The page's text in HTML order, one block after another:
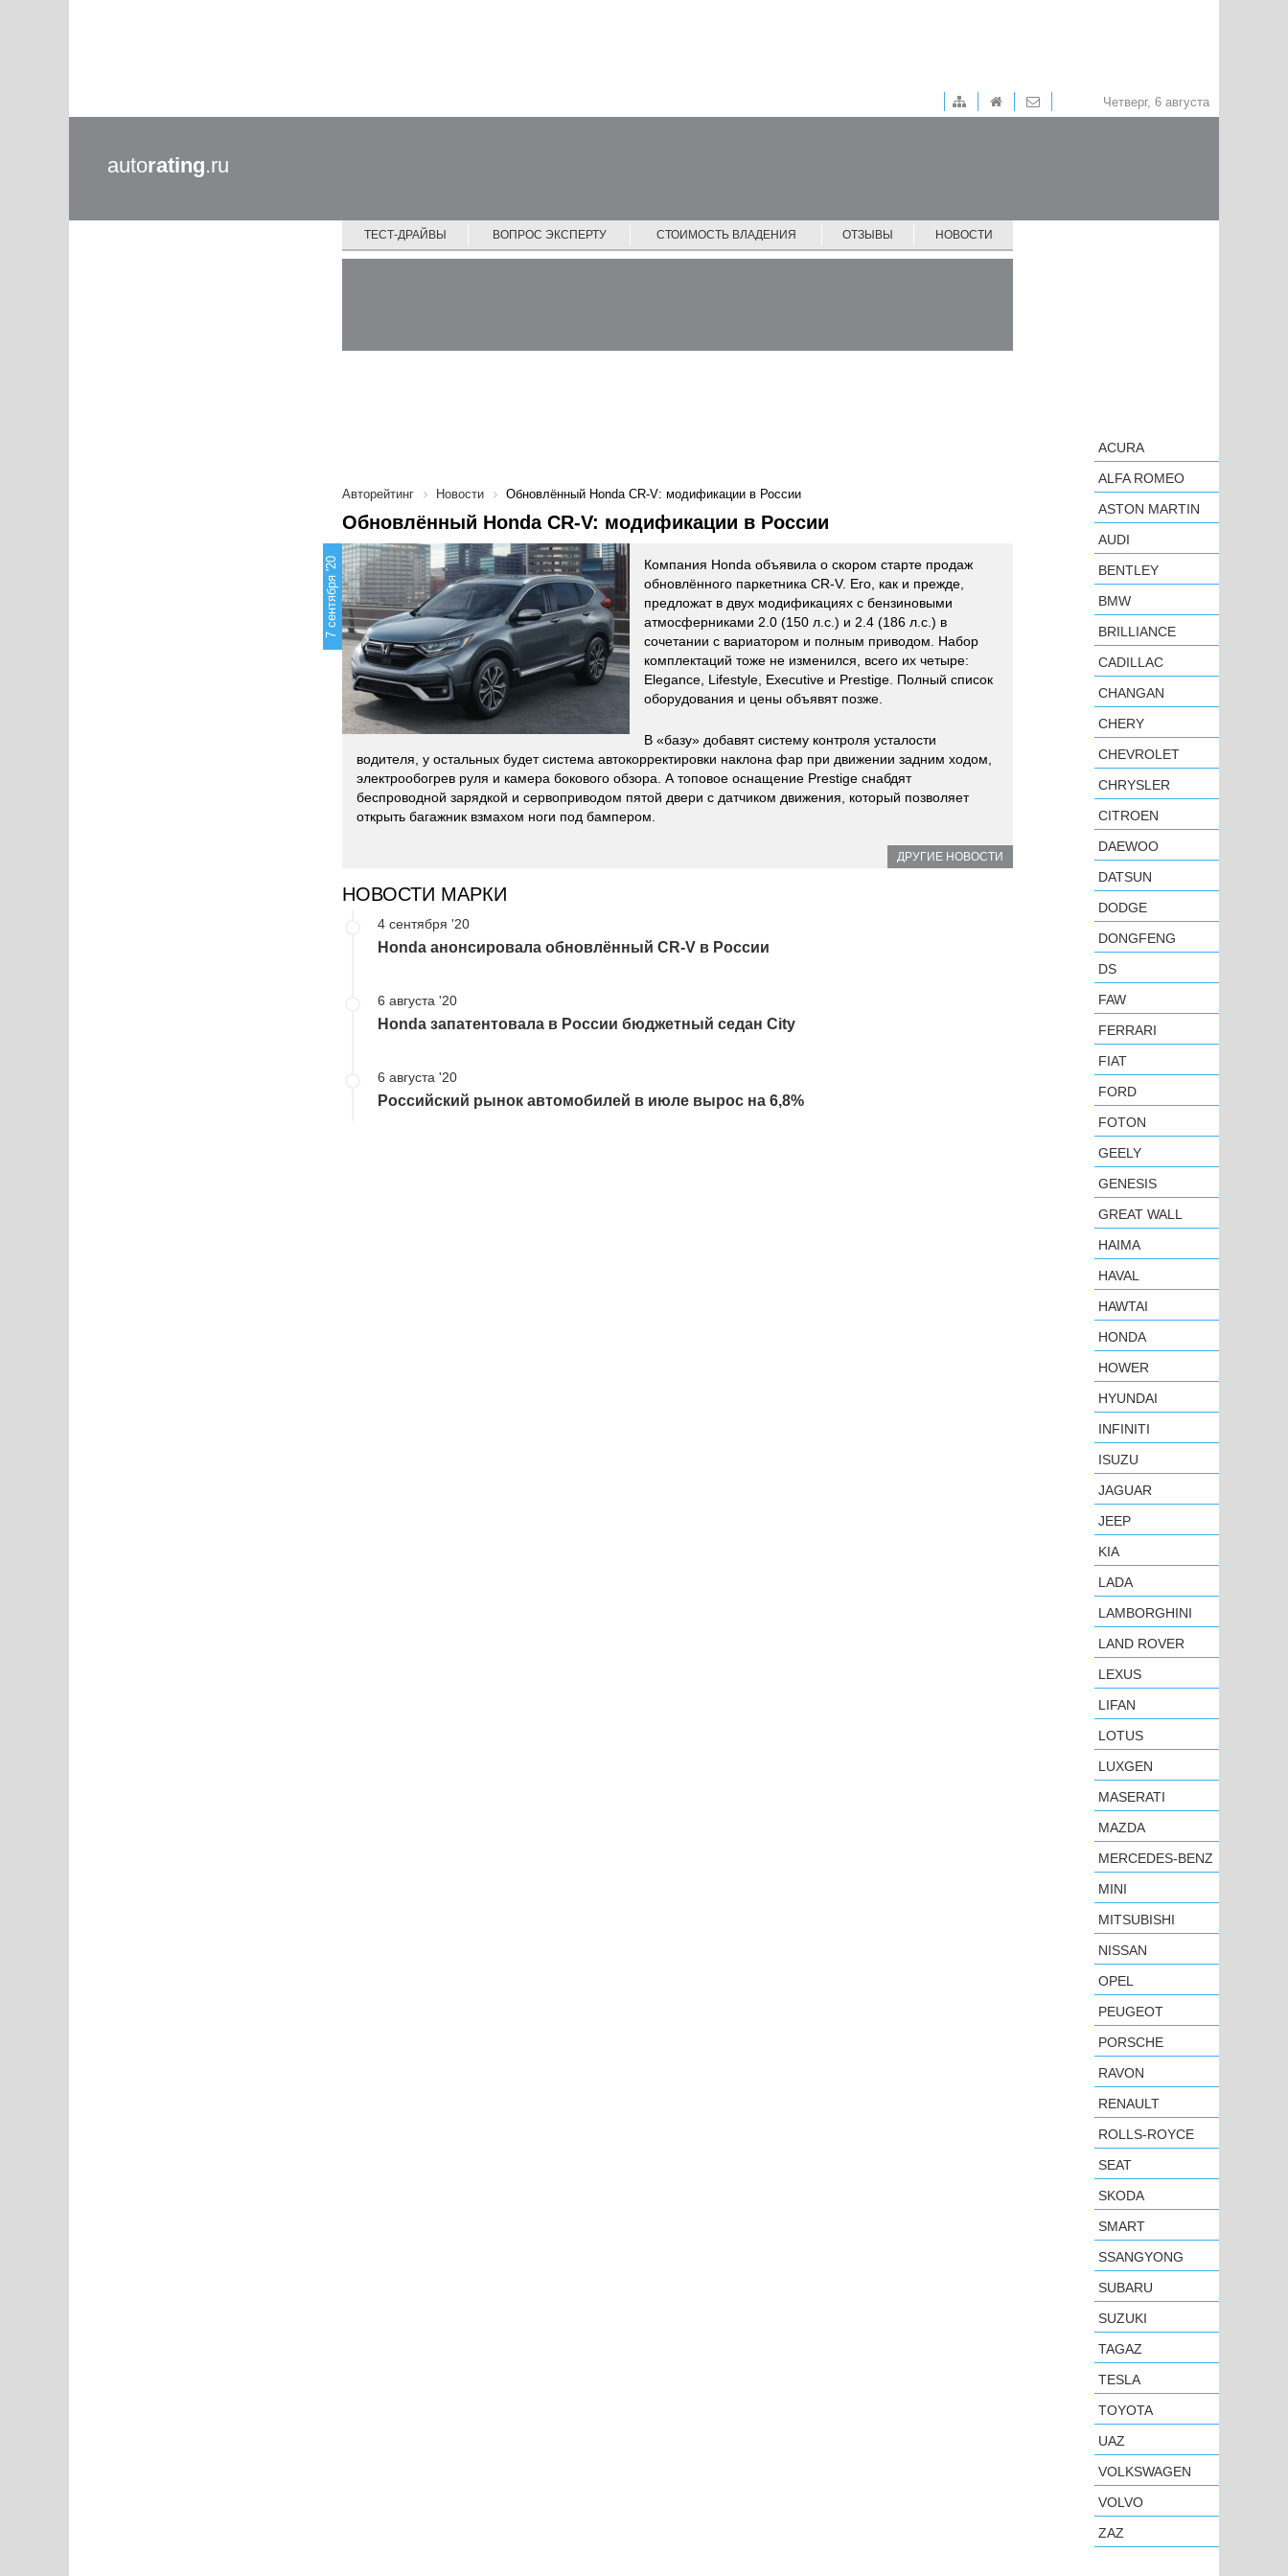
Четверг, 6 августа
autorating.ru
ТЕСТ-ДРАЙВЫ ВОПРОС ЭКСПЕРТУ СТОИМОСТЬ ВЛАДЕНИЯ ОТЗЫВЫ НОВОСТИ
Авторейтинг Новости Обновлённый Honda CR-V: модификации в России
Обновлённый Honda CR-V: модификации в России
7 сентября '20
Компания Honda объявила о скором старте продаж
обновлённого паркетника CR-V. Его, как и прежде,
предложат в двух модификациях с бензиновыми
атмосферниками 2.0 (150 л.с.) и 2.4 (186 л.с.) в
сочетании с вариатором и полным приводом. Набор
комплектаций тоже не изменился, всего их четыре:
Elegance, Lifestyle, Executive и Prestige. Полный список
оборудования и цены объявят позже.
В «базу» добавят систему контроля усталости
водителя, у остальных будет система автокорректировки наклона фар при движении задним ходом,
электрообогрев руля и камера бокового обзора. А топовое оснащение Prestige снабдят
беспроводной зарядкой и сервоприводом пятой двери с датчиком движения, который позволяет
открыть багажник взмахом ноги под бампером.
ДРУГИЕ НОВОСТИ
НОВОСТИ МАРКИ
4 сентября '20
Honda анонсировала обновлённый CR-V в России
6 августа '20
Honda запатентовала в России бюджетный седан City
6 августа '20
Российский рынок автомобилей в июле вырос на 6,8%
ACURA
ALFA ROMEO
ASTON MARTIN
AUDI
BENTLEY
BMW
BRILLIANCE
CADILLAC
CHANGAN
CHERY
CHEVROLET
CHRYSLER
CITROEN
DAEWOO
DATSUN
DODGE
DONGFENG
DS
FAW
FERRARI
FIAT
FORD
FOTON
GEELY
GENESIS
GREAT WALL
HAIMA
HAVAL
HAWTAI
HONDA
HOWER
HYUNDAI
INFINITI
ISUZU
JAGUAR
JEEP
KIA
LADA
LAMBORGHINI
LAND ROVER
LEXUS
LIFAN
LOTUS
LUXGEN
MASERATI
MAZDA
MERCEDES-BENZ
MINI
MITSUBISHI
NISSAN
OPEL
PEUGEOT
PORSCHE
RAVON
RENAULT
ROLLS-ROYCE
SEAT
SKODA
SMART
SSANGYONG
SUBARU
SUZUKI
TAGAZ
TESLA
TOYOTA
UAZ
VOLKSWAGEN
VOLVO
ZAZ